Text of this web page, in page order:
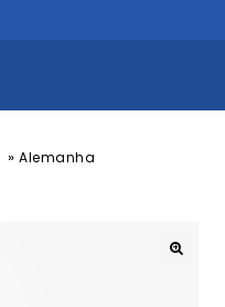
» Alemanha